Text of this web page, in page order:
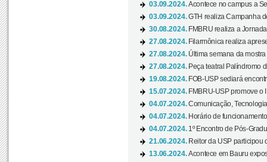
03.09.2024.Acontece no campus a
03.09.2024.GTH realiza Campanha
30.08.2024. FMBRU realiza a
27.08.2024. Filarmônica realiza
27.08.2024. Última semana da
27.08.2024. Peça teatral Palíndromo
19.08.2024. FOB-USP sediará
15.07.2024. FMBRU-USP promove o
04.07.2024.Comunicação,
04.07.2024. Horário de
04.07.2024. 1º Encontro de Pós-
21.06.2024. Reitor da USP participou
13.06.2024.Acontece em Bauru